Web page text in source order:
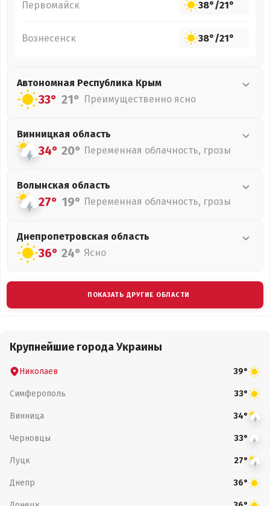
Первомайск 38°/21°
Вознесенск 38°/21°
Автономная Республика Крым
33° 21° Преимущественно ясно
Винницкая область
34° 20° Переменная облачность, грозы
Волынская область
27° 19° Переменная облачность, грозы
Днепропетровская область
36° 24° Ясно
ПОКАЗАТЬ ДРУГИЕ ОБЛАСТИ
Крупнейшие города Украины
Николаев 39°
Симферополь 33°
Винница 34°
Черновцы 33°
Луцк 27°
Днепр 36°